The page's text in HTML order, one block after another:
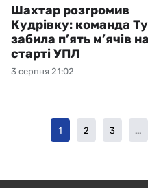
3 серпня 21:02
Шахтар розгромив
Кудрівку: команда
забила п’ять м’ячів на
старті УПЛ
1 2 3 ...